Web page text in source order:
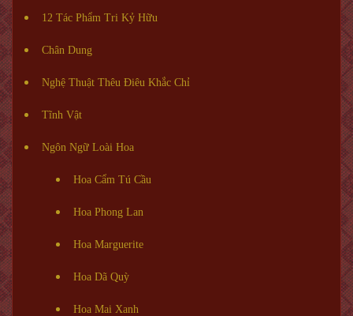
12 Tác Phẩm Tri Kỷ Hữu
Chân Dung
Nghệ Thuật Thêu Điêu Khắc Chỉ
Tĩnh Vật
Ngôn Ngữ Loài Hoa
Hoa Cẩm Tú Cầu
Hoa Phong Lan
Hoa Marguerite
Hoa Dã Quỳ
Hoa Mai Xanh